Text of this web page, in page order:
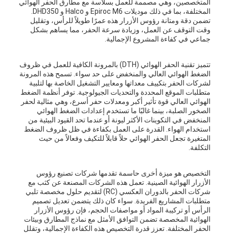
المتخصصين، وهي مصممة للعمل بسلاسة مع مطارق الحفر الهوائي
تضمن دقة ومتانة رؤوس الأزرار هذه عمرًا طويلاً للرأس، وتقليل
وقت التوقف عن العمل، وزيادة سرعة الحفر، مما يساهم بشكل
جماعي في كفاءة المشروع الإجمالية.
تتميز تقنية الحفر الهوائي (DTH) بالمرونة الكافية للعمل في ظروف
الضغط الهوائي العالي والمنخفض على حد سواء. تسمح هذه المرونة
لشركات الحفر بتكييف معداتها ومعايير التشغيل الخاصة بها لتلبية
متطلبات الموقع المحددة والتحديات الجيولوجية. توفر أنظمة الضغط
الهوائي العالي قوة تأثير أكبر ومعدلات حفر أسرع، وهي مثالية لحفر
الصخور الصلبة، بينما غالبًا ما تستخدم إعدادات الضغط الهوائي
المنخفض في التكوينات الأكثر ليونة أو عندما تحد القيود البيئية من
استخدام الهواء. القدرة على العمل بكفاءة في ظل ظروف الضغط
المتغيرة تجعل الحفر الهوائي حلاً قابلاً للتكيف وفعالاً من حيث
التكلفة.
التخصيص هو ميزة أخرى حاسمة تقدمها شركات تصنيع رؤوس
الأزرار الهوائية الصينية. تعمل هذه الشركات المصنعة عن كثب مع
شركات الحفر بالدوران العكسي (RC) لتقديم حلول مخصصة تلبي
متطلبات المشاريع الفريدة. سواء كان ذلك يتضمن تعديل تصميم
الرأس أو تركيبة المواد أو مواصفات الحجم، فإن رؤوس الأزرار
الهوائية المخصصة تضمن التوافق الأمثل مع نماذج المطارق وبيئات
الحفر المختلفة. تعزز قدرة التخصيص هذه الكفاءة الإجمالية، وتقلل